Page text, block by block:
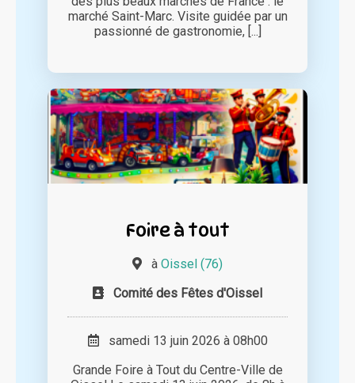
marché Saint-Marc. Visite guidée par un
passionné de gastronomie, [...]
Foire à tout
à Oissel (76)
Comité des Fêtes d'Oissel
samedi 13 juin 2026 à 08h00
Grande Foire à Tout du Centre-Ville de